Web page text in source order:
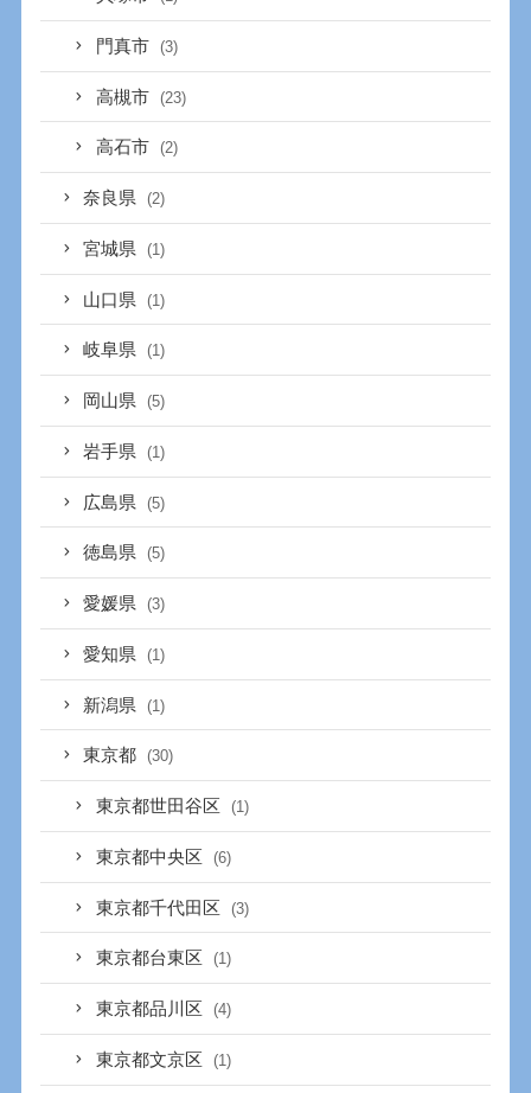
門真市 (3)
高槻市 (23)
高石市 (2)
奈良県 (2)
宮城県 (1)
山口県 (1)
岐阜県 (1)
岡山県 (5)
岩手県 (1)
広島県 (5)
徳島県 (5)
愛媛県 (3)
愛知県 (1)
新潟県 (1)
東京都 (30)
東京都世田谷区 (1)
東京都中央区 (6)
東京都千代田区 (3)
東京都台東区 (1)
東京都品川区 (4)
東京都文京区 (1)